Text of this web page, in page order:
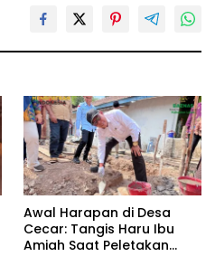
Awal Harapan di Desa
Cecar: Tangis Haru Ibu
Amiah Saat Peletakan